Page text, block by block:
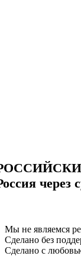
через
Мы не являемся
Сделано без
Сделано с